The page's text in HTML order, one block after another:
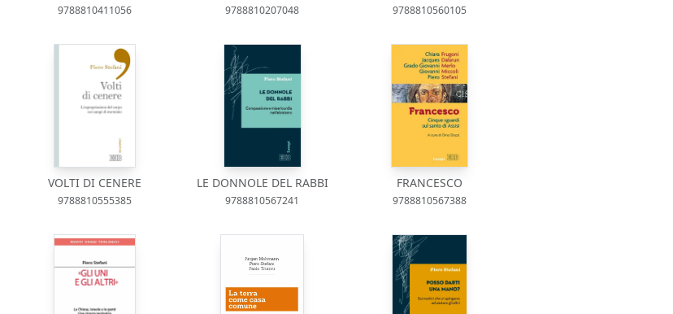
9788810411056 9788810207048 9788810560105
VOLTI DI CENERE
9788810555385
LE DONNOLE DEL RABBI
9788810567241
FRANCESCO
9788810567388